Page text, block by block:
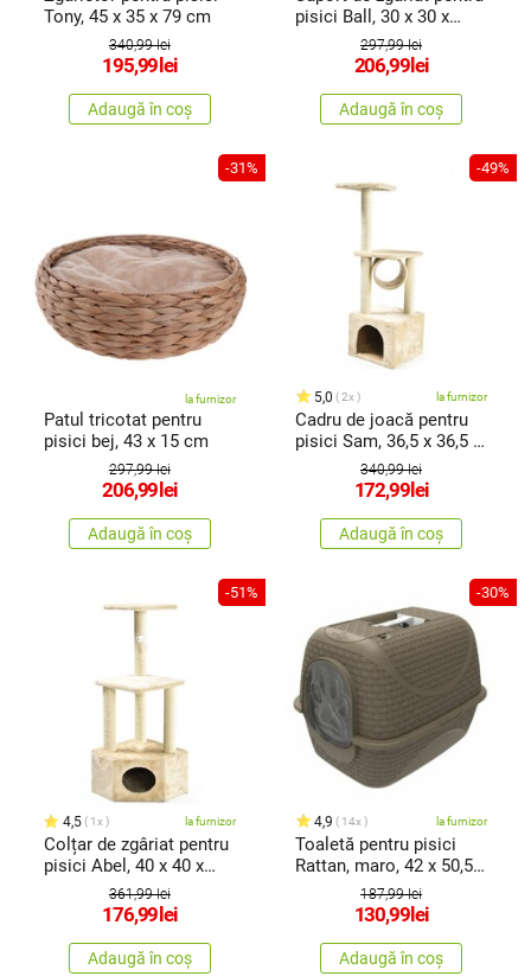
Tony, 45 x 35 x 79 cm
340,99 lei
195,99 lei
Adaugă în coș
pisici Ball, 30 x 30 x
297,99 lei
206,99 lei
Adaugă în coș
-31%
la furnizor
Patul tricotat pentru
pisici bej, 43 x 15 cm
297,99 lei
206,99 lei
Adaugă în coș
-49%
5,0 2x la furnizor
Cadru de joacă pentru
pisici Sam, 36,5 x 36,5 x
340,99 lei
172,99 lei
Adaugă în coș
-51%
4,5 1x la furnizor
Colțar de zgâriat pentru
pisici Abel, 40 x 40 x
361,99 lei
176,99 lei
Adaugă în coș
-30%
4,9 14x la furnizor
Toaletă pentru pisici
Rattan, maro, 42 x 50,5 x
187,99 lei
130,99 lei
Adaugă în coș